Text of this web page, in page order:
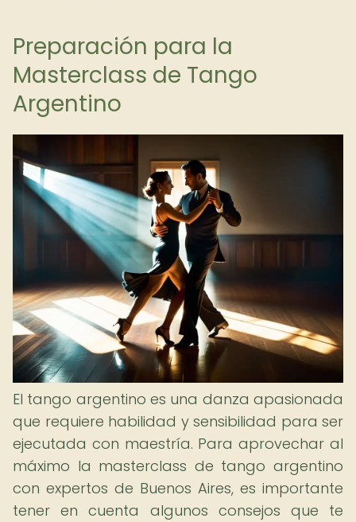
Preparación para la
Masterclass de Tango
Argentino
El tango argentino es una danza apasionada
que requiere habilidad y sensibilidad para ser
ejecutada con maestría. Para aprovechar al
máximo la masterclass de tango argentino
con expertos de Buenos Aires, es importante
tener en cuenta algunos consejos que te